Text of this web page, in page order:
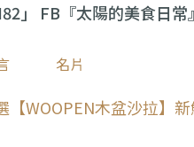
」 FB『太陽的美食日常』
名片
WOOPEN木盆沙拉】